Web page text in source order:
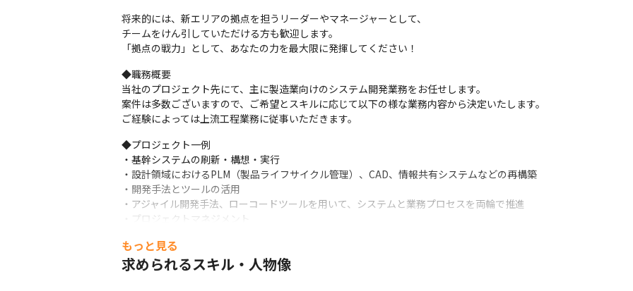
将来的には、新エリアの拠点を担うリーダーやマネージャーとして、
チームをけん引していただける方も歓迎します。
「拠点の戦力」として、あなたの力を最大限に発揮してください！
◆職務概要
当社のプロジェクト先にて、主に製造業向けのシステム開発業務をお任せします。
案件は多数ございますので、ご希望とスキルに応じて以下の様な業務内容から決定いたします。
ご経験によっては上流工程業務に従事いただきます。
◆プロジェクト一例
・基幹システムの刷新・構想・実行
・設計領域におけるPLM（製品ライフサイクル管理）、CAD、情報共有システムなどの再構築
・開発手法とツールの活用
・アジャイル開発手法、ローコードツールを用いて、システムと業務プロセスを両輪で推進
・プロジェクトマネジメント
◆仕事のやりがい
神奈川県央だけでも数多くの仲間がお客様から高い評価をいただきながら仕事をしています。
もっと見る
求められるスキル・人物像